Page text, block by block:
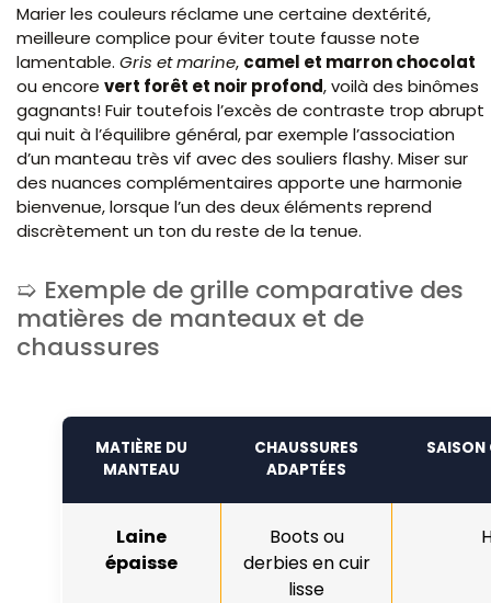
Marier les couleurs réclame une certaine dextérité,
meilleure complice pour éviter toute fausse note
lamentable. Gris et marine, camel et marron chocolat
ou encore vert forêt et noir profond, voilà des binômes
gagnants! Fuir toutefois l’excès de contraste trop abrupt
qui nuit à l’équilibre général, par exemple l’association
d’un manteau très vif avec des souliers flashy. Miser sur
des nuances complémentaires apporte une harmonie
bienvenue, lorsque l’un des deux éléments reprend
discrètement un ton du reste de la tenue.
Exemple de grille comparative des
matières de manteaux et de
chaussures
MATIÈRE DU
MANTEAU
CHAUSSURES
ADAPTÉES
SAISON
Laine
épaisse
Boots ou
derbies en cuir
lisse